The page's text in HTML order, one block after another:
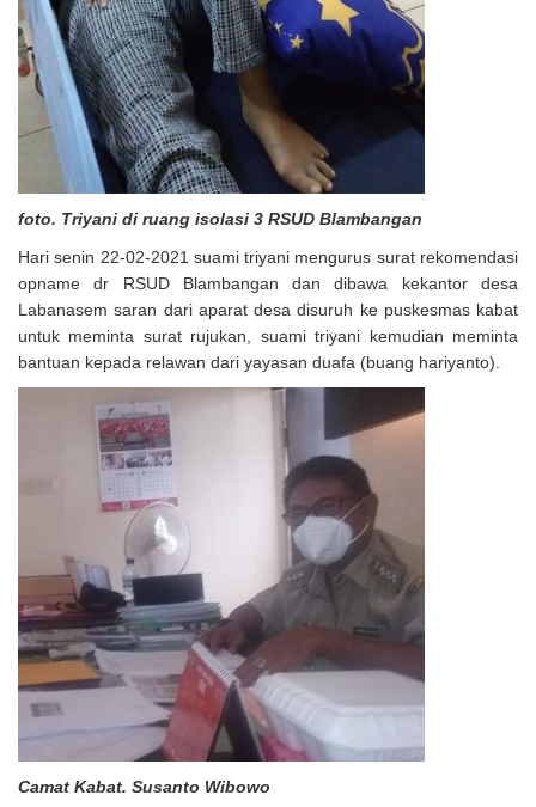
foto. Triyani di ruang isolasi 3 RSUD Blambangan
Hari senin 22-02-2021 suami triyani mengurus surat rekomendasi
opname dr RSUD Blambangan dan dibawa kekantor desa
Labanasem saran dari aparat desa disuruh ke puskesmas kabat
untuk meminta surat rujukan, suami triyani kemudian meminta
bantuan kepada relawan dari yayasan duafa (buang hariyanto).
Camat Kabat. Susanto Wibowo